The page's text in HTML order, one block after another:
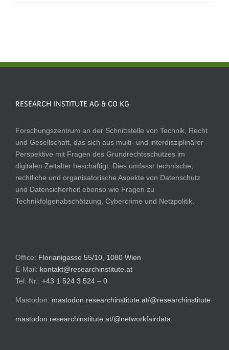
RESEARCH INSTITUTE AG & CO KG
Forschungszentrum an der Schnittstelle von Technik, Recht
und Gesellschaft, das sich aus multi- und interdisziplinärer
Perspektive mit Fragen des Grundrechtsschutzes im
digitalen Zeitalter beschäftigt. Dies umfasst technische,
rechtliche und organisatorische Aspekte von Datenschutz
und Datensicherheit ebenso wie Fragen zu
Technikfolgenabschätzung, Cybercrime und Netzpolitik.
Office: Florianigasse 55/10, 1080 Wien
E-Mail: kontakt@researchinstitute.at
Tel. Nr.: +43 1 524 3 524 – 0
Mastodon: mastodon.researchinstitute.at/@researchinstitute
mastodon.researchinstitute.at/@networkfairdata